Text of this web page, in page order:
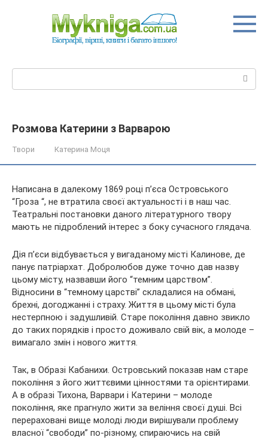
Розмова Катерини з Варварою
Твори Катерина Моця
Написана в далекому 1869 році п’єса Островського
“Гроза “, не втратила своєї актуальності і в наш час.
Театральні постановки даного літературного твору
мають не підроблений інтерес з боку сучасного глядача.
Дія п’єси відбувається у вигаданому місті Калинове, де
панує патріархат. Добролюбов дуже точно дав назву
цьому місту, назвавши його “темним царством”.
Відносини в “темному царстві” складалися на обмані,
брехні, догоджанні і страху. Життя в цьому місті була
нестерпною і задушливій. Старе покоління давно звикло
до таких порядків і просто доживало свій вік, а молоде –
вимагало змін і нового життя.
Так, в Образі Кабанихи. Островський показав нам старе
покоління з його життєвими цінностями та орієнтирами.
А в образі Тихона, Варвари і Катерини – молоде
покоління, яке прагнуло жити за веління своєї душі. Всі
перераховані вище молоді люди вирішували проблему
власної “свободи” по-різному, спираючись на свій